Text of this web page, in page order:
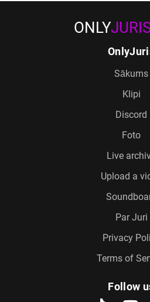
ONLY
Sākums
Klipi
Discord
Foto
Live
Upload a
Par Juri
Privacy
Terms of
Follow